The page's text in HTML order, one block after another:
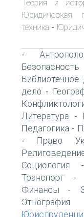
Теория и
Юридическая
техника -
-
Библиотечное
дело -
Литература -
Педагогика -
- Право
Социология
Транспорт -
Финансы -